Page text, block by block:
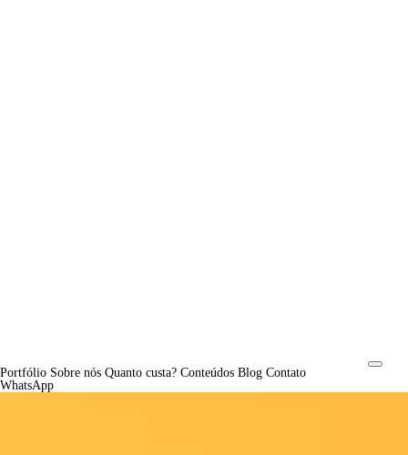
Portfólio Sobre nós Quanto custa? Conteúdos Blog Contato
WhatsApp